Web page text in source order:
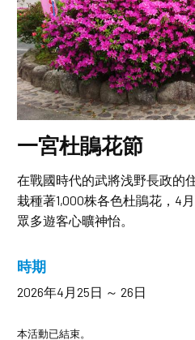
一宮杜鵑花節
在戰國時代的武將浅野長政的
栽種著1,000株各色杜鵑花，4
眾多遊客心曠神怡。
時期
2026年4月25日 ～ 26日
本活動已結束。